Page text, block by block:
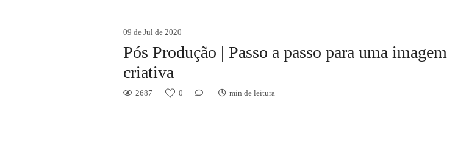
09 de Jul de 2020
Pós Produção | Passo a passo para uma imagem
criativa
2687 0 min de leitura